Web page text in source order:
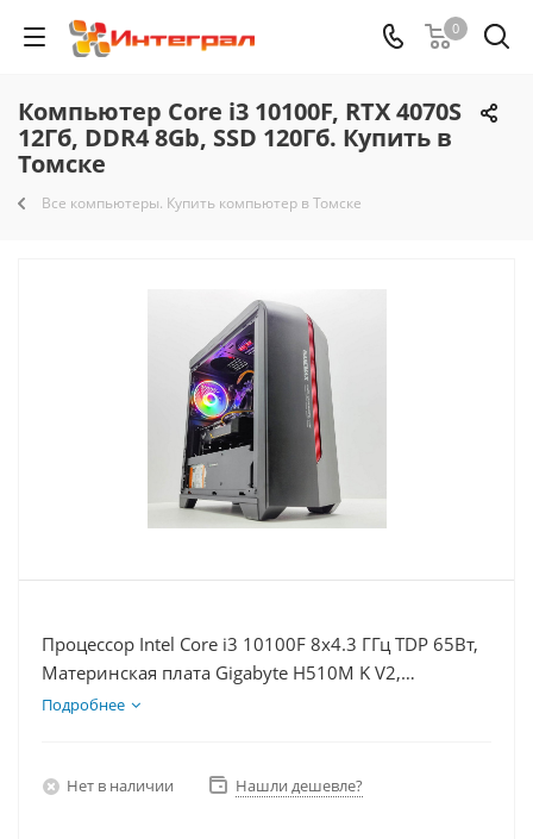
0
Компьютер Core i3 10100F, RTX 4070S
12Гб, DDR4 8Gb, SSD 120Гб. Купить в
Томске
Все компьютеры. Купить компьютер в Томске
Процессор Intel Core i3 10100F 8x4.3 ГГц TDP 65Вт,
Материнская плата Gigabyte H510M K V2,
Видеокарта RTX 4070S 12Гб, Память DDR4 8Gb,
Подробнее
Нет в наличии Нашли дешевле?